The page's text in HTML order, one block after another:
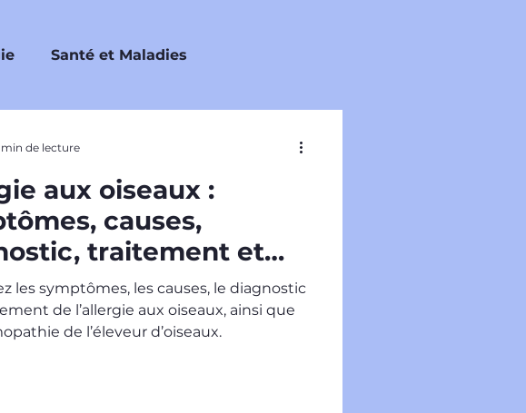
Santé et Maladies
aux oiseaux :
causes,
traitement et
de l’éleveur
les symptômes, les causes, le diagnostic
de l’allergie aux oiseaux, ainsi que
de l’éleveur d’oiseaux.
de lecture